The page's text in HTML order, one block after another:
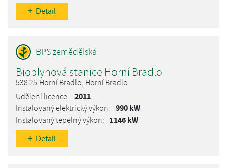
Detail
Bioplynová stanice Horní Bradlo
538 25 Horní Bradlo, Horní Bradlo
2011
990 kW
1146 kW
Detail